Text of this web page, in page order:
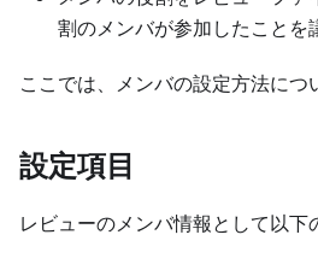
割のメンバが参加したことを
ここでは、メンバの設定方法につ
設定項目
レビューのメンバ情報として以下